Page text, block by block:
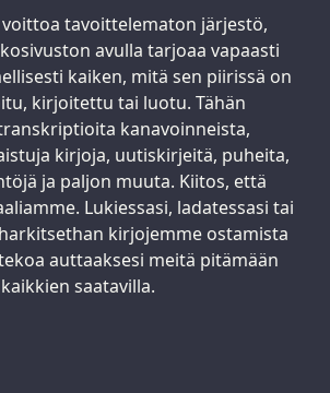
voittoa tavoittelematon järjestö,
avulla tarjoaa vapaasti
kaiken, mitä sen piirissä on
kirjoitettu tai luotu. Tähän
kanavoinneista,
kirjoja, uutiskirjeitä, puheita,
ja paljon muuta. Kiitos, että
Lukiessasi, ladatessasi tai
kirjojemme ostamista
auttaaksesi meitä pitämään
saatavilla.